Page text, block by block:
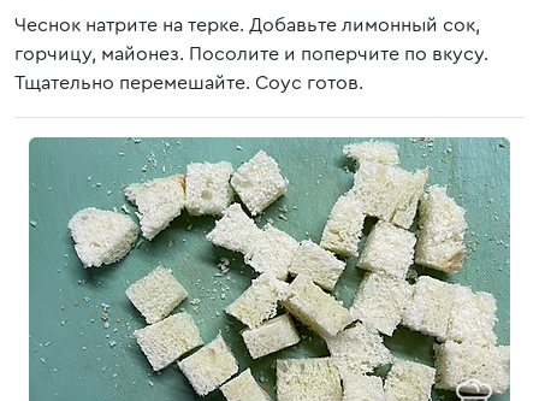
Чеснок натрите на терке. Добавьте лимонный сок,
горчицу, майонез. Посолите и поперчите по вкусу.
Тщательно перемешайте. Соус готов.